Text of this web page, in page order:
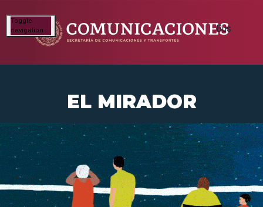
Toggle
navigation
EL MIRADOR